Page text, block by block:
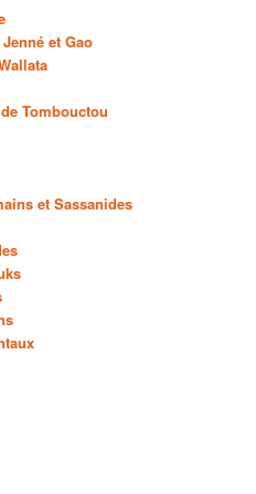
et Gao
Tombouctou
et Sassanides